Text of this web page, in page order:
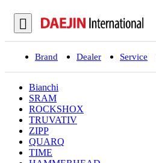
Brand Dealer Service
Bianchi
SRAM
ROCKSHOX
TRUVATIV
ZIPP
QUARQ
TIME